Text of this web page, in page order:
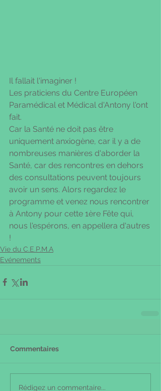
Il fallait l'imaginer !
Les praticiens du Centre Européen
Paramédical et Médical d'Antony l'ont
fait.
Car la Santé ne doit pas être
uniquement anxiogène, car il y a de
nombreuses manières d'aborder la
Santé, car des rencontres en dehors
des consultations peuvent toujours
avoir un sens. Alors regardez le
programme et venez nous rencontrer
à Antony pour cette 1ère Fête qui,
nous l'espérons, en appellera d'autres
!
Vie du C.E.P.M.A
Evénements
Commentaires
Rédigez un commentaire...